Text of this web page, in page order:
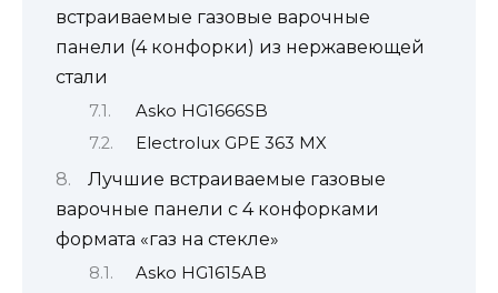
встраиваемые газовые варочные
панели (4 конфорки) из нержавеющей
стали
Asko HG1666SB
Electrolux GPE 363 MX
Лучшие встраиваемые газовые
варочные панели с 4 конфорками
формата «газ на стекле»
Asko HG1615AB